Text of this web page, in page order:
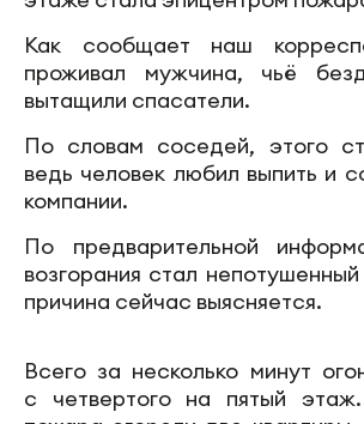
Как сообщает наш
проживал мужчина, чьё
вытащили спасатели.
По словам соседей, этого
ведь человек любил выпить и
компании.
По предварительной
возгорания стал
причина сейчас выясняется.
Всего за несколько минут
с четвертого на пятый